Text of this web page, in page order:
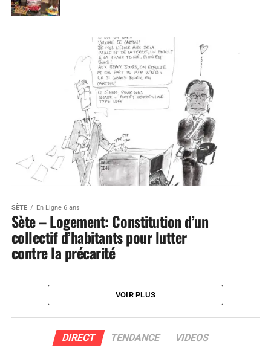
SÈTE En Ligne 6 ans
Sète – Logement: Constitution d’un
collectif d’habitants pour lutter
contre la précarité
VOIR PLUS
DIRECT TENDANCE VIDEOS